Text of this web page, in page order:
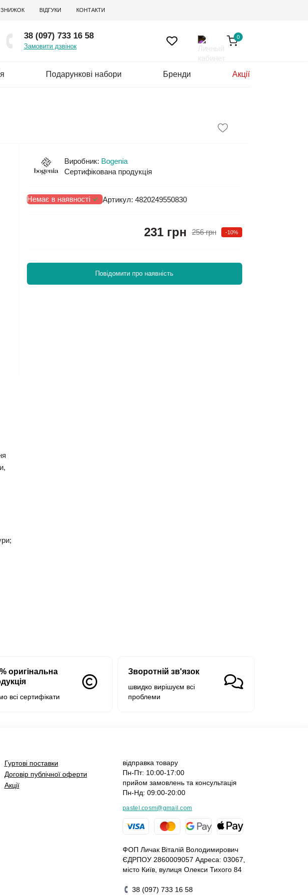
ВІДГУКИ КОНТАКТИ
38 (097) 733 16 58
Замовити дзвінок
0
Подарункові набори Бренди Акції
Виробник: Bogenia
Сертифікована продукція
Немає в наявності Артикул: 4820249550830
256 грн -10%
231 грн
Повідомити про наявність
оригінальна
всі сертифікати
Зворотній зв'язок
швидко вирішуєм всі
проблеми
Гуртові поставки
Договір публічної оферти
Акції
відправка товару
Пн-Пт: 10:00-17:00
прийом замовлень та консультація
Пн-Нд: 09:00-20:00
pastel.cosm@gmail.com
ФОП Личак Віталій Володимирович
ЄДРПОУ 2860009057 Адреса: 03067,
місто Київ, вулиця Олекси Тихого 84
38 (097) 733 16 58